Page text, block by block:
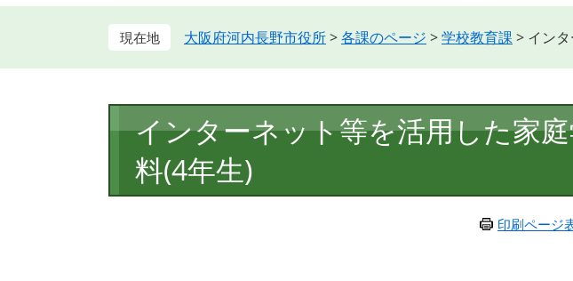
大阪府河内長野市役所>各課のページ >学校教育課 > イン
文
インターネット等を活用した家
料(4年生)
印刷ページ